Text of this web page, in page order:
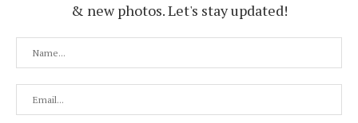
& new photos. Let's stay updated!